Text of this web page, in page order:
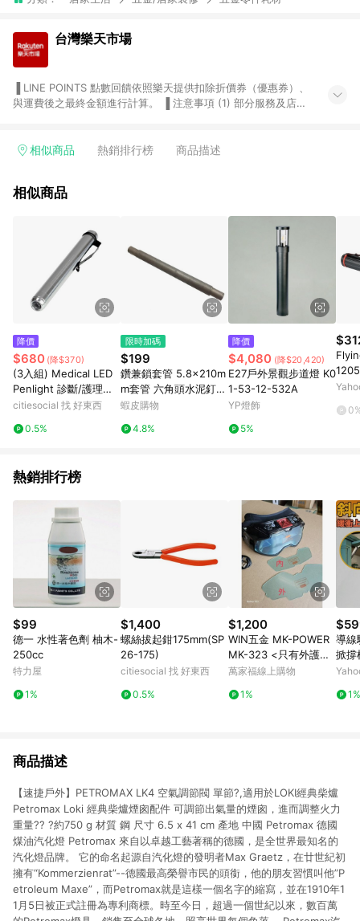
台灣樂天市場
與運費後之最終金額進行計算。 ▐ 注意事項 (1) 部分服務及店家
Smart mobile、神腦生活、JS巨盛、樂天KOBO電子書，請詳閱
台灣樂天市場，並在同一瀏覽器於24小時內結帳，才享有 LINE
使用APP、或中途瀏覽比價網、回饋網、Google等其他網頁、或
由網頁版(電腦版/手機版網頁)切換為App都將會造成追蹤中斷而
無法進行 LINE POINTS 回饋。 (5) LINE 購物為購物資訊整合性
平台，商品資料更新會有時間差，如顯示之商品規格、顏色、價
位、贈品與台灣樂天市場銷售網頁不符，以銷售網頁標示為準。
(6) 導購訂單已逾 365 天，根據台灣樂天回饋規定，逾期訂單將
點數回饋或點數回饋有爭議，台灣樂天市場保有更改條款與法律
追訴之權利，活動詳情以樂天市場網站公告為準。
相似商品 熱銷排行榜 商品描述
相似商品
降價
$680 (降$370)
(3入組) Medical LED
Penlight 診斷/護理用L
ED白光瞳孔筆燈 H072
citiesocial 找 好東西
0.5%
限時加碼
$199
鑽兼鎖套管 5.8×210m
m套管 六角頭水泥釘
藍波釘 鑽掛鎖 水泥壁
C58-210-0
蝦皮購物
4.8%
降價
$4,080 (降$20,420)
E27戶外景觀步道燈 K0
1-53-12-532A
YP燈飾
5%
色
熱銷排行榜
$99
德一 水性著色劑 柚木-
250cc
特力屋
1%
$1,400
螺絲拔起鉗175mm(SP
26-175)
citiesocial 找 好東西
0.5%
$1,200
WIN五金 MK-POWER
MK-323 <只有外護片
+內(一次五組)> 液晶
電焊安全眼鏡 焊接眼鏡
萬家福線上購物
1%
導線
掀撐
桿/
1%
商品描述
【速捷戶外】PETROMAX LK4 空氣調節閥 單節?,適用於LOKI經典柴爐
Petromax Loki 經典柴爐煙囪配件 可調節出氣量的煙囪，進而調整火力
重量?? ?約750 g 材質 鋼 尺寸 6.5 x 41 cm 產地 中國 Petromax 德國
煤油汽化燈 Petromax 來自以卓越工藝著稱的德國，是全世界最知名的
汽化燈品牌。 它的命名起源自汽化燈的發明者Max Graetz，在廿世紀初
擁有“Kommerzienrat”--德國最高榮譽市民的頭銜，他的朋友習慣叫他”P
etroleum Maxe”，而Petromax就是這樣一個名字的縮寫，並在1910年1
1月5日被正式註冊為專利商標。時至今日，超過一個世紀以來，數百萬